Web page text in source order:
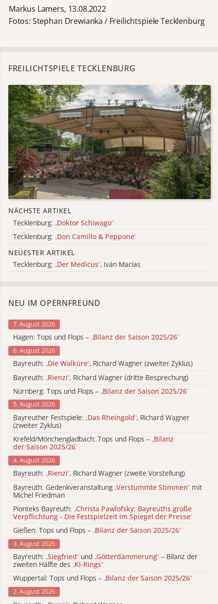
Markus Lamers, 13.08.2022
Fotos: Stephan Drewianka / Freilichtspiele Tecklenburg
FREILICHTSPIELE TECKLENBURG
NÄCHSTE ARTIKEL
Tecklenburg: „Doktor Schiwago“
Tecklenburg: „Don Camillo & Peppone“
NEUESTER ARTIKEL
Tecklenburg: „Der Medicus“, Iván Macías
NEU IM OPERNFREUND
7. August 2026
Hagen: Tops und Flops – „Bilanz der Saison 2025/26“
6. August 2026
Bayreuth: „Die Walküre“, Richard Wagner (zweiter Zyklus)
Bayreuth: „Rienzi“, Richard Wagner (dritte Besprechung)
Nürnberg: Tops und Flops – „Bilanz der Saison 2025/26“
5. August 2026
Bayreuther Festspiele: „Das Rheingold“, Richard Wagner
(zweiter Zyklus)
Krefeld/Mönchengladbach: Tops und Flops – „Bilanz
der Saison 2025/26“
4. August 2026
Bayreuth: „Rienzi“, Richard Wagner (zweite Vorstellung)
Bayreuth: Gedenkveranstaltung „Verstummte Stimmen“ mit
Michel Friedman
Pionteks Bayreuth: „Christa Pawlofsky: Bayreuths große
Verpflichtung - Die Festspielzeit im Spiegel der Presse“
Gießen: Tops und Flops – „Bilanz der Saison 2025/26“
3. August 2026
Bayreuth: „Siegfried“ und „Götterdämmerung“ – Bilanz der
zweiten Hälfte des „KI-Rings“
Wuppertal: Tops und Flops – „Bilanz der Saison 2025/26“
2. August 2026